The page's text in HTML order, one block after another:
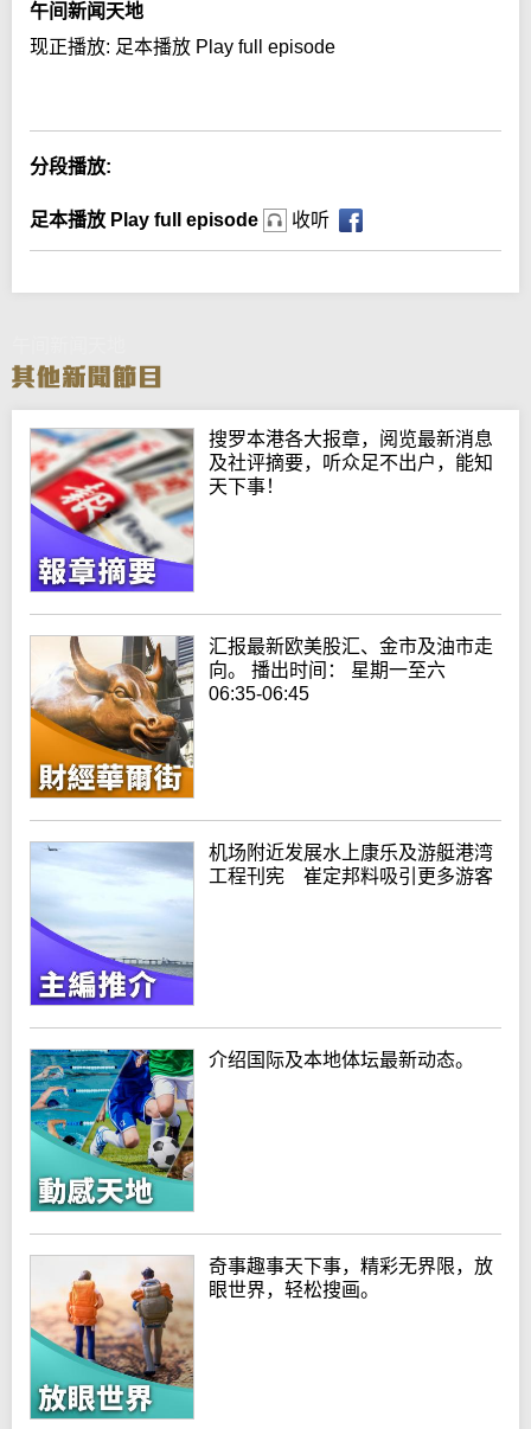
午间新闻天地
现正播放: 足本播放 Play full episode
分段播放:
足本播放 Play full episode 收听
搜罗本港各大报章，阅览最新消息
及社评摘要，听众足不出户，能知
天下事！
汇报最新欧美股汇、金市及油市走
向。 播出时间： 星期一至六
06:35-06:45
机场附近发展水上康乐及游艇港湾
工程刊宪 崔定邦料吸引更多游客
介绍国际及本地体坛最新动态。
奇事趣事天下事，精彩无界限，放
眼世界，轻松搜画。